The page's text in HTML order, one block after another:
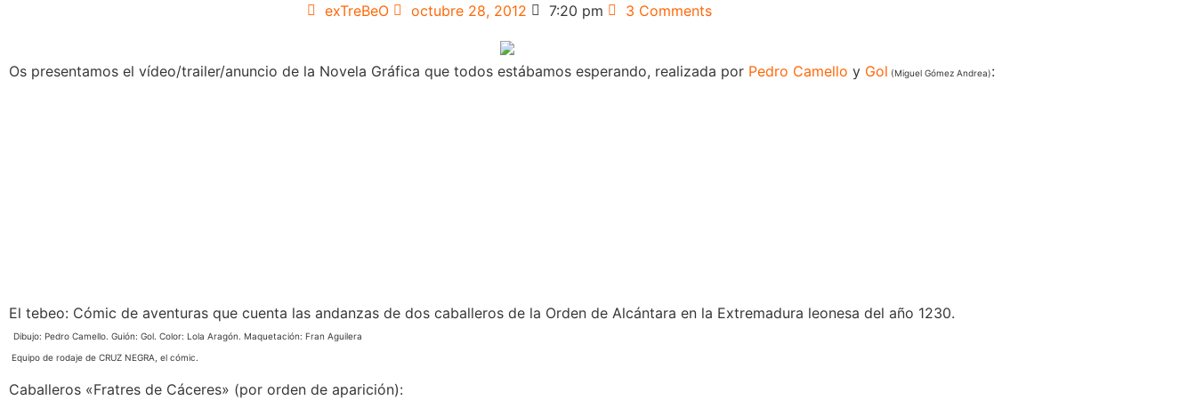
exTreBeO octubre 28, 2012 7:20 pm 3 Comments
Os presentamos el vídeo/trailer/anuncio de la Novela Gráfica que todos estábamos esperando, realizada por Pedro Camello y Gol (Miguel Gómez Andrea):
El tebeo: Cómic de aventuras que cuenta las andanzas de dos caballeros de la Orden de Alcántara en la Extremadura leonesa del año 1230.
Dibujo: Pedro Camello. Guión: Gol. Color: Lola Aragón. Maquetación: Fran Aguilera
Equipo de rodaje de CRUZ NEGRA, el cómic.
Caballeros «Fratres de Cáceres» (por orden de aparición):